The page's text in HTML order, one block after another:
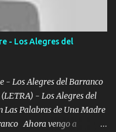
llevarte a la Luna y si
mi esposa Chingada
la p'uta loquera y al
la pinche tristeza me
de mi mente Ella era
- Los Alegres del
- Los Alegres del Barranco
- Los Alegres del
Palabras de Una Madre
Ahora vengo a